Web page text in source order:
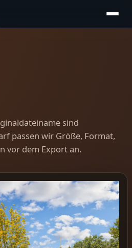
sind
passen wir Größe, Format,
vor dem Export an.